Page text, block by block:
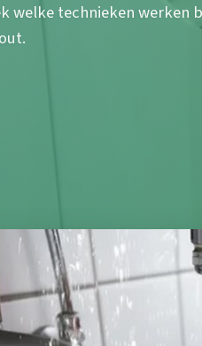
welke technieken werken